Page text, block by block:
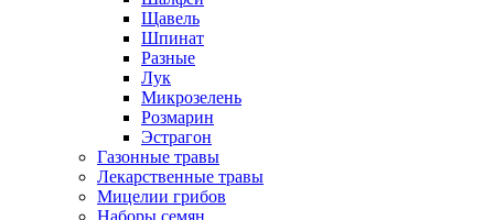
Щавель
Шпинат
Разные
Лук
Микрозелень
Розмарин
Эстрагон
Газонные травы
Лекарственные травы
Мицелии грибов
Наборы семян